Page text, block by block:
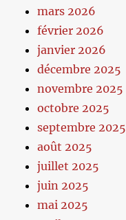
mars 2026
février 2026
janvier 2026
décembre 2025
novembre 2025
octobre 2025
septembre 2025
août 2025
juillet 2025
juin 2025
mai 2025